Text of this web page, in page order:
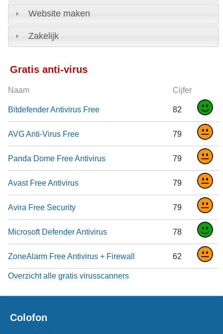
Website maken
Zakelijk
Gratis anti-virus
Naam Cijfer
Bitdefender Antivirus Free 82
AVG Anti-Virus Free 79
Panda Dome Free Antivirus 79
Avast Free Antivirus 79
Avira Free Security 79
Microsoft Defender Antivirus 78
ZoneAlarm Free Antivirus + Firewall 62
Overzicht alle gratis virusscanners
Colofon